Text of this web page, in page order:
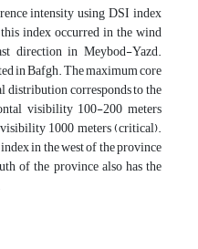
intensity using DSI index
index occurred in the wind
direction in Meybod-Yazd.
in Bafgh. The maximum core
distribution corresponds to the
visibility 100-200 meters
1000 meters (critical).
in the west of the province
of the province also has the